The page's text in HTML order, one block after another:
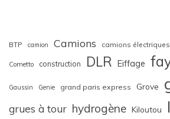
BTP camion Camions camions électriques
Cometto construction DLR Eiffage
Gaussin Genie grand paris express Grove
grues à tour hydrogène Kiloutou